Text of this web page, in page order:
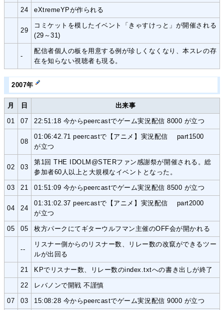
24 eXtremeYPが作られる
29
コミケットを模したイベント「きゃすけっと」が開催される
(29～31)
-
配信者個人の板を用意する例が珍しくなくなり、本スレの存
在を知らない視聴者も現る。
2007年
月 日 出来事
01 07 22:51:18 今からpeercastでゲーム実況配信 8000 が立つ
08
01:06:42.71 peercastで【アニメ】実況配信 part1500
が立つ
02 03
第1回 THE IDOLM@STERファン感謝祭が開催される。総
参加者60人以上と大規模なイベントとなった。
03 21 01:51:09 今からpeercastでゲーム実況配信 8500 が立つ
04 24
01:31:02.37 peercastで【アニメ】実況配信 part2000
が立つ
05 05 枚方パークにてギターウルフマン主催のOFF会が開かれる
--
リスナー側からのリスナー数、リレー数の改竄ができるツー
ルが出回る
21 KPでリスナー数、リレー数のindex.txtへの書き出しが終了
22 レバノンで開戦 不謹慎
07 03 15:08:28 今からpeercastでゲーム実況配信 9000 が立つ